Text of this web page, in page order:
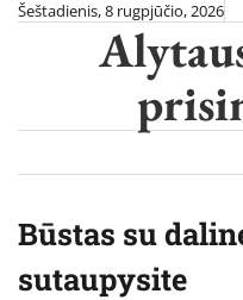
SkipŠeštadienis, 8 rugpjūčio, 2026
Būstas su
sutaupysite